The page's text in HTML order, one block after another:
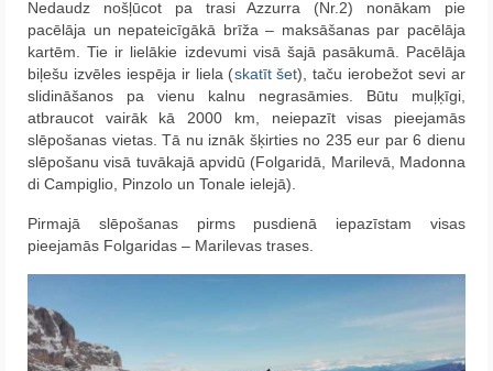
Nedaudz nošļūcot pa trasi Azzurra (Nr.2) nonākam pie
pacēlāja un nepateicīgākā brīža – maksāšanas par pacēlāja
kartēm. Tie ir lielākie izdevumi visā šajā pasākumā. Pacēlāja
biļešu izvēles iespēja ir liela (skatīt šet), taču ierobežot sevi ar
slidināšanos pa vienu kalnu negrasāmies. Būtu muļķīgi,
atbraucot vairāk kā 2000 km, neiepazīt visas pieejamās
slēpošanas vietas. Tā nu iznāk šķirties no 235 eur par 6 dienu
slēpošanu visā tuvākajā apvidū (Folgaridā, Marilevā, Madonna
di Campiglio, Pinzolo un Tonale ielejā).
Pirmajā slēpošanas pirms pusdienā iepazīstam visas
pieejamās Folgaridas – Marilevas trases.